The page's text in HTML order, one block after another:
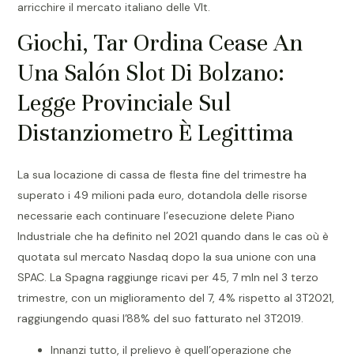
arricchire il mercato italiano delle Vlt.
Giochi, Tar Ordina Cease An
Una Salón Slot Di Bolzano:
Legge Provinciale Sul
Distanziometro È Legittima
La sua locazione di cassa de flesta fine del trimestre ha
superato i 49 milioni pada euro, dotandola delle risorse
necessarie each continuare l’esecuzione delete Piano
Industriale che ha definito nel 2021 quando dans le cas où è
quotata sul mercato Nasdaq dopo la sua unione con una
SPAC. La Spagna raggiunge ricavi per 45, 7 mln nel 3 terzo
trimestre, con un miglioramento del 7, 4% rispetto al 3T2021,
raggiungendo quasi l’88% del suo fatturato nel 3T2019.
Innanzi tutto, il prelievo è quell’operazione che